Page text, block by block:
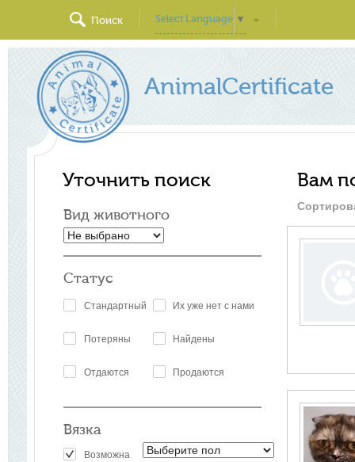
Поиск Select Language ▼
AnimalCertificate
Уточнить поиск
Вид животного
Статус
Стандартный
Потеряны
Отдаются
Их уже нет с нами
Найдены
Продаются
Вязка
Возможна
Вам